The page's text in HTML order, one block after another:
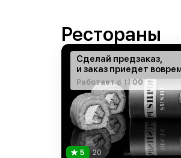
Рестораны
Сделай предзаказ,
и заказ приедет
Работает с 11:00
5 20